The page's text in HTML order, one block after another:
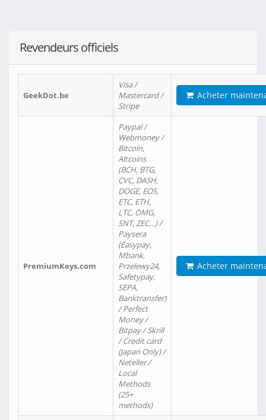
Revendeurs officiels
GeekDot.be
Visa /
Mastercard /
Stripe
Acheter
PremiumKeys.com
Paypal /
Webmoney /
Bitcoin,
Altcoins
(BCH, BTG,
CVC, DASH,
DOGE, EOS,
ETC, ETH,
LTC, OMG,
SNT, ZEC…) /
Paysera
(Easypay,
Mbank,
Przelewy24,
Safetypay,
SEPA,
Banktransfer)
/ Perfect
Money /
Bitpay / Skrill
/ Credit card
(Japan Only) /
Neteller /
Local
Methods
(25+
methods)
Acheter